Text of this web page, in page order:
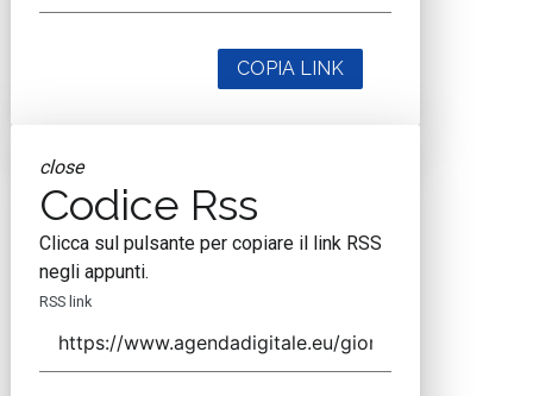
COPIA LINK
close
Codice Rss
Clicca sul pulsante per copiare il link RSS
negli appunti.
RSS link